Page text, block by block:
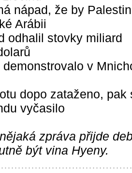
nápad, že by
Arábii
odhalil stovky miliard
v
dopo zataženo, pak
vyčasilo
zpráva přijde
být vina Hyeny.